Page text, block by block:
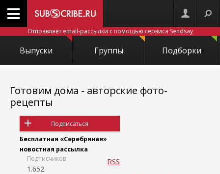
Отправляет email-рассылки с помощью сервиса Sendsay
Выпуски Группы Подборки
Готовим дома - авторские фото-
рецепты
Подписаться
Бесплатная «Серебряная»
новостная рассылка
Подписчиков
1.652
RSS